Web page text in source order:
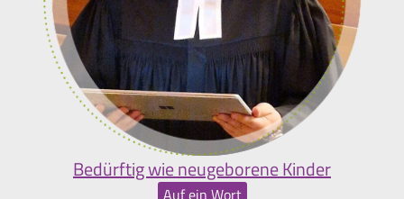
Bedürftig wie neugeborene Kinder